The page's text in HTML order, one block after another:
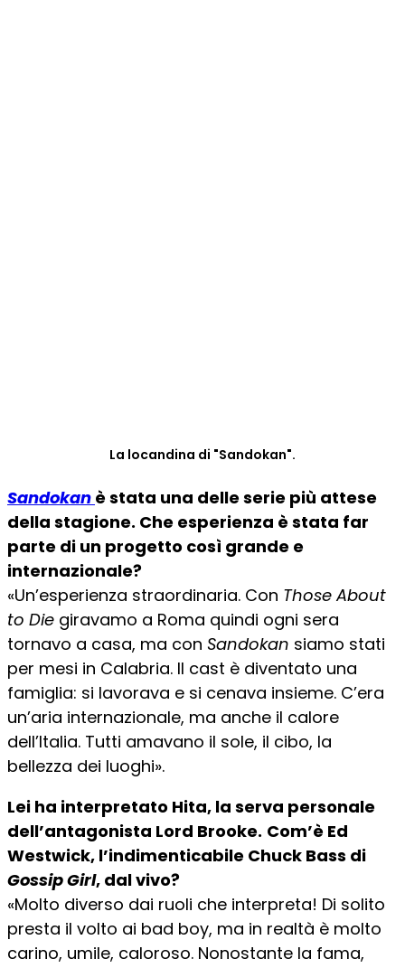
La locandina di "Sandokan".
Sandokan è stata una delle serie più attese
della stagione. Che esperienza è stata far
parte di un progetto così grande e
internazionale?
«Un’esperienza straordinaria. Con Those About
to Die giravamo a Roma quindi ogni sera
tornavo a casa, ma con Sandokan siamo stati
per mesi in Calabria. Il cast è diventato una
famiglia: si lavorava e si cenava insieme. C’era
un’aria internazionale, ma anche il calore
dell’Italia. Tutti amavano il sole, il cibo, la
bellezza dei luoghi».
Lei ha interpretato Hita, la serva personale
dell’antagonista Lord Brooke. Com’è Ed
Westwick, l’indimenticabile Chuck Bass di
Gossip Girl, dal vivo?
«Molto diverso dai ruoli che interpreta! Di solito
presta il volto ai bad boy, ma in realtà è molto
carino, umile, caloroso. Nonostante la fama,